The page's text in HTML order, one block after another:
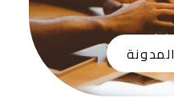
المدونة